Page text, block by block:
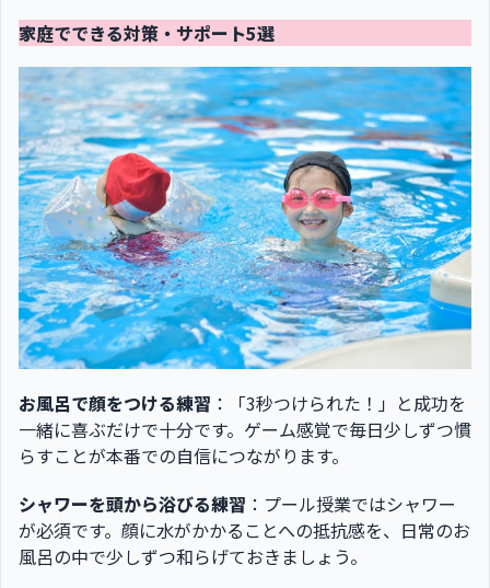
家庭でできる対策・サポート5選
お風呂で顔をつける練習 ：「3秒つけられた！」と成功を
一緒に喜ぶだけで十分です。ゲーム感覚で毎日少しずつ慣
らすことが本番での自信につながります。
シャワーを頭から浴びる練習 ：プール授業ではシャワー
が必須です。顔に水がかかることへの抵抗感を、日常のお
風呂の中で少しずつ和らげておきましょう。